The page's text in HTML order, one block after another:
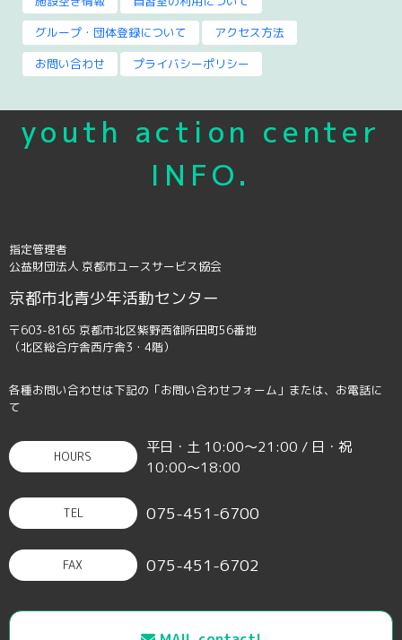
グループ・団体登録について
アクセス方法
お問い合わせ
プライバシーポリシー
youth action center
INFO.
指定管理者
公益財団法人 京都市ユースサービス協会
京都市北青少年活動センター
〒603-8165 京都市北区紫野西御所田町56番地
（北区総合庁舎西庁舎3・4階）
各種お問い合わせは下記の「お問い合わせフォーム」または、お電話に
て
HOURS
平日・土 10:00〜21:00 / 日・祝
10:00〜18:00
TEL 075-451-6700
FAX 075-451-6702